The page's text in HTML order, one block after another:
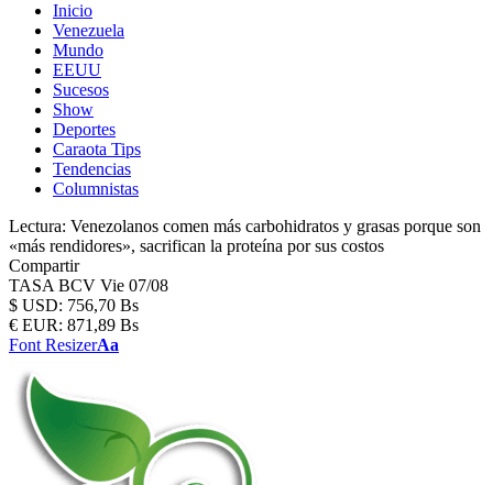
Inicio
Venezuela
Mundo
EEUU
Sucesos
Show
Deportes
Caraota Tips
Tendencias
Columnistas
Lectura: Venezolanos comen más carbohidratos y grasas porque son
«más rendidores», sacrifican la proteína por sus costos
Compartir
TASA BCV Vie 07/08
$ USD: 756,70 Bs
€ EUR: 871,89 Bs
Font ResizerAa